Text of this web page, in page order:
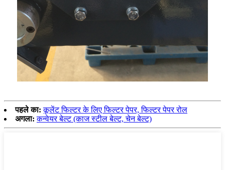
पहले का: कूलेंट फिल्टर के लिए फिल्टर पेपर, फिल्टर पेपर रोल
अगला: कन्वेयर बेल्ट (काज स्टील बेल्ट, चेन बेल्ट)